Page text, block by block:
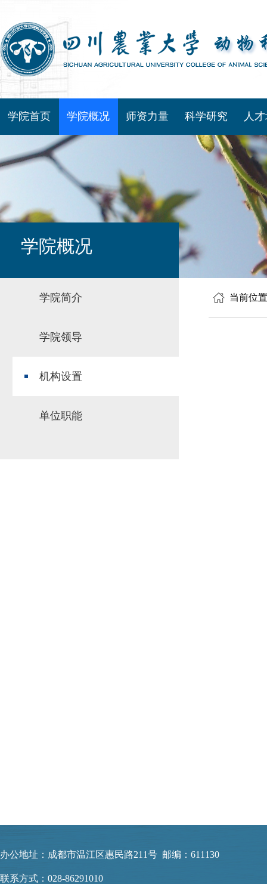
学院首页 学院概况 师资力量 科学研究 人
学院概况
学院简介
学院领导
机构设置
单位职能
当前位
办公地址：成都市温江区惠民路211号 邮编：611130
联系方式：028-86291010